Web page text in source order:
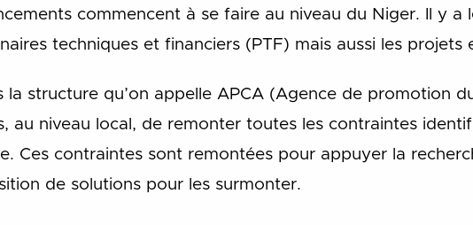
commencent à se faire au niveau du Niger. Il y
techniques et financiers (PTF) mais aussi les projets
la structure qu’on appelle APCA (Agence de promotion
au niveau local, de remonter toutes les contraintes
Ces contraintes sont remontées pour appuyer la
de solutions pour les surmonter.